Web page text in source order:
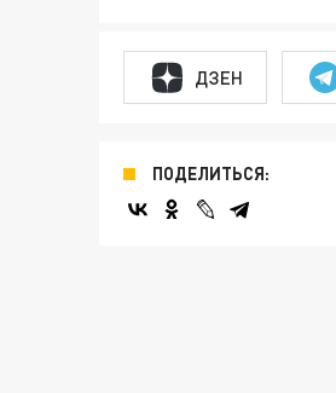
ДЗЕН
ПОДЕЛИТЬСЯ: